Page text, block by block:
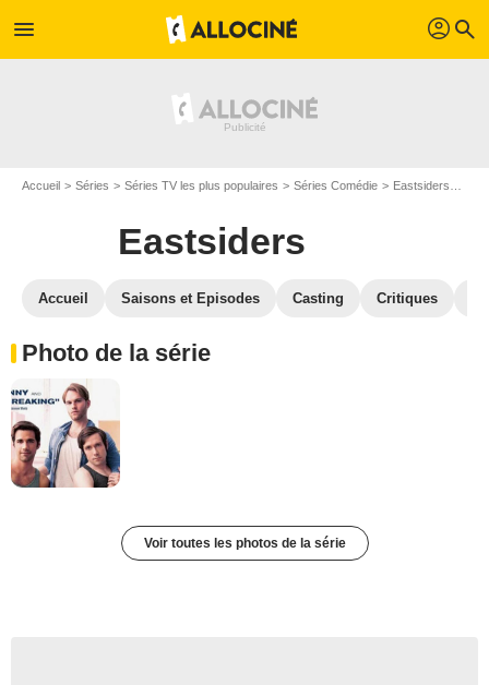
menu profil search
Accueil Séries Séries TV les plus populaires Séries Comédie Eastsiders
Eastsiders
Accueil Saisons et Episodes Casting Critiques
Photo de la série
Voir toutes les photos de la série